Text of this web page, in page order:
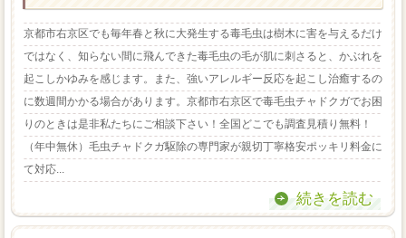
京都市右京区でも毎年春と秋に大発生する毒毛虫は樹木に害を与えるだけ
ではなく、知らない間に飛んできた毒毛虫の毛が肌に刺さると、かぶれを
起こしかゆみを感じます。また、強いアレルギー反応を起こし治癒するの
に数週間かかる場合があります。京都市右京区で毒毛虫チャドクガでお困
りのときは是非私たちにご相談下さい！全国どこでも調査見積り無料！
（年中無休）毛虫チャドクガ駆除の専門家が親切丁寧格安ポッキリ料金に
て対応...
続きを読む